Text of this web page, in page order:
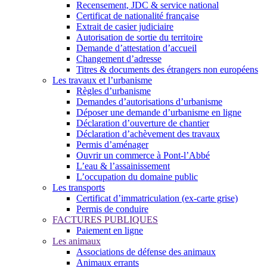
Recensement, JDC & service national
Certificat de nationalité française
Extrait de casier judiciaire
Autorisation de sortie du territoire
Demande d’attestation d’accueil
Changement d’adresse
Titres & documents des étrangers non européens
Les travaux et l’urbanisme
Règles d’urbanisme
Demandes d’autorisations d’urbanisme
Déposer une demande d’urbanisme en ligne
Déclaration d’ouverture de chantier
Déclaration d’achèvement des travaux
Permis d’aménager
Ouvrir un commerce à Pont-l’Abbé
L’eau & l’assainissement
L’occupation du domaine public
Les transports
Certificat d’immatriculation (ex-carte grise)
Permis de conduire
FACTURES PUBLIQUES
Paiement en ligne
Les animaux
Associations de défense des animaux
Animaux errants